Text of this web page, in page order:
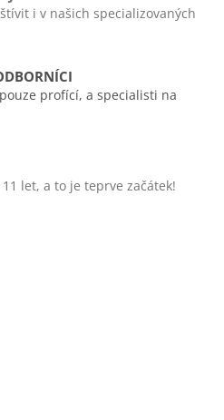
i v našich specializovaných
profící, a specialisti na
let, a to je teprve začátek!